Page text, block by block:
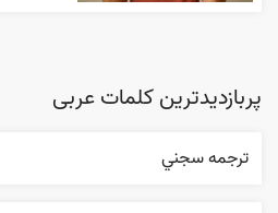
پربازدیدترین کلمات عربی
ترجمه سجني